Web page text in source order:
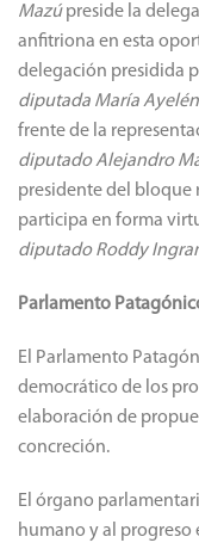
Mazúpreside la
anfitriona en esta
delegación presidida
diputada María
frente de la
diputado Alejandro
presidente del bloque
participa en forma
diputado Roddy
Parlamento
El Parlamento
democrático de los
elaboración de
concreción.
El órgano
humano y al progreso